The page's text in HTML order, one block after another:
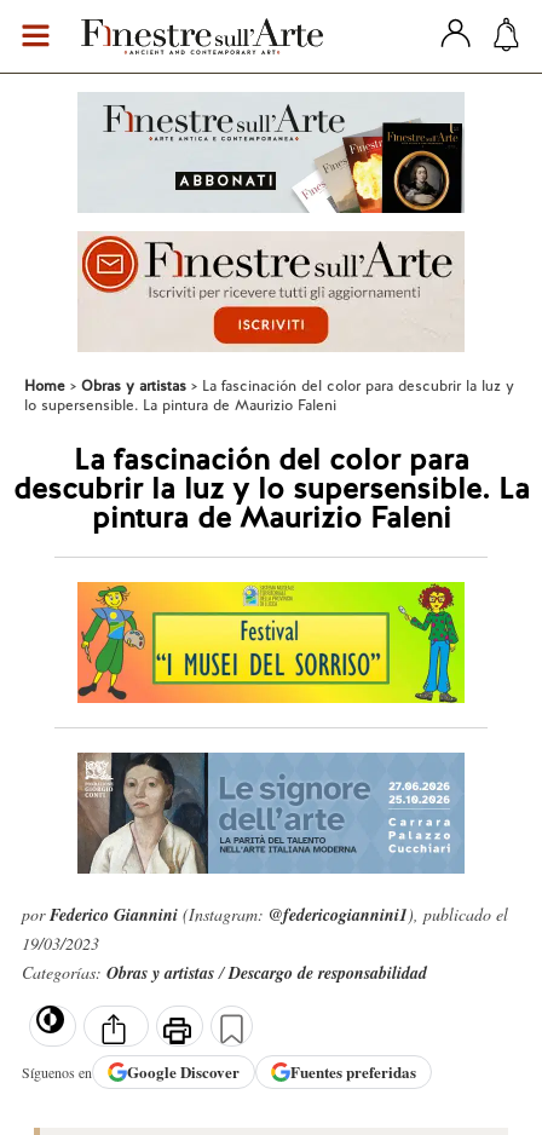
Home Obras y artistas
La fascinación del color para descubrir la luz y
lo supersensible. La pintura de Maurizio Faleni
La fascinación del color para
descubrir la luz y lo supersensible. La
pintura de Maurizio Faleni
porFederico Giannini(Instagram: @federicogiannini1), publicado el
19/03/2023
Categorías: Obras y artistas/Descargo de responsabilidad
Síguenos en GoogleDiscover Fuentes preferidas